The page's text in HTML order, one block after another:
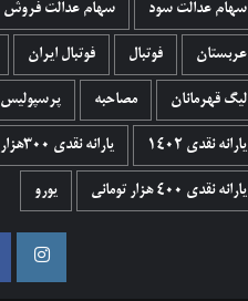
سهام عدالت سود سهام عدالت فروش
عربستان فوتبال فوتبال ایران
لیگ قهرمانان مصاحبه پرسپولیس
یارانه نقدی 1402 یارانه نقدی ۳۰۰هزار تومانی
یارانه نقدی ۴۰۰ هزار تومانی یورو
اینستاگرام